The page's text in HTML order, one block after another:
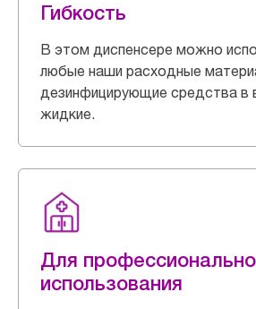
Гибкость
В этом диспенсере можно
любые наши расходные
дезинфицирующие средства в
жидкие.
Для
использования